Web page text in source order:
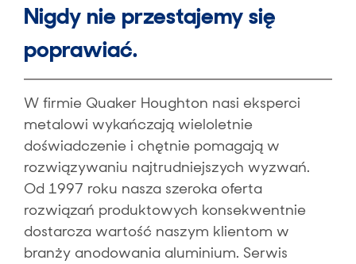
Nigdy nie przestajemy się
poprawiać.
W firmie Quaker Houghton nasi eksperci
metalowi wykańczają wieloletnie
doświadczenie i chętnie pomagają w
rozwiązywaniu najtrudniejszych wyzwań.
Od 1997 roku nasza szeroka oferta
rozwiązań produktowych konsekwentnie
dostarcza wartość naszym klientom w
branży anodowania aluminium. Serwis